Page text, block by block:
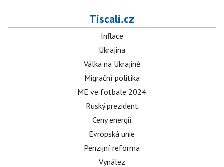
Tiscali.cz
Inflace
Ukrajina
Válka na Ukrajině
Migrační politika
ME ve fotbale 2024
Ruský prezident
Ceny energií
Evropská unie
Penzijní reforma
Vynález